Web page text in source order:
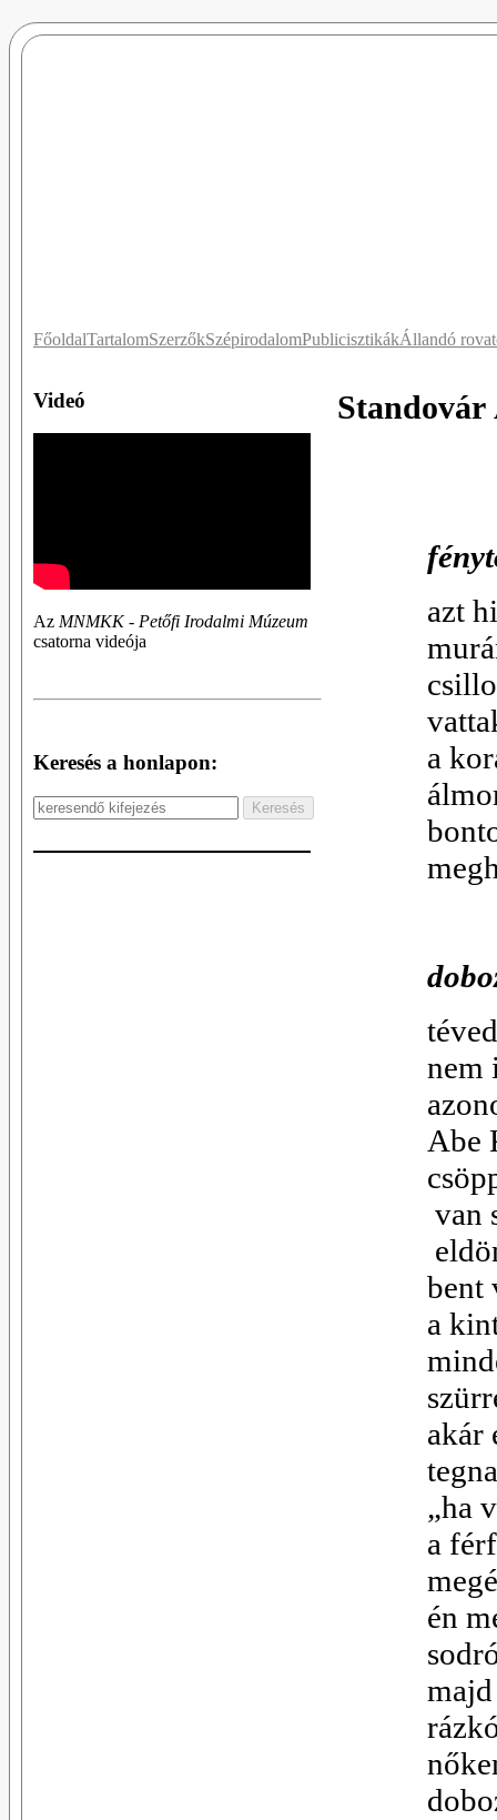
FőoldalTartalomSzerzőkSzépirodalomPublicisztikákÁllandó
Videó
Az MNMKK - Petőfi Irodalmi Múzeum
csatorna videója
Keresés a honlapon:
Standovár
azt
a
nem
Abe
van
bent
a
akár
„ha
a
én